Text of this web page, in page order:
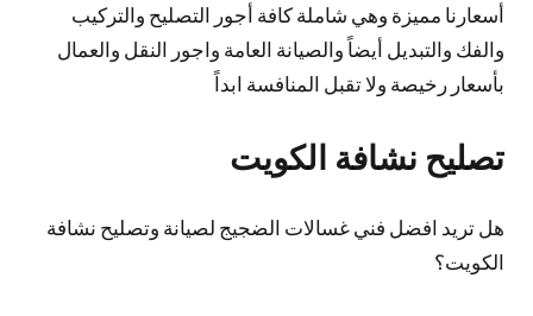
أسعارنا مميزة وهي شاملة كافة أجور التصليح والتركيب
والفك والتبديل أيضاً والصيانة العامة واجور النقل والعمال
بأسعار رخيصة ولا تقبل المنافسة ابداً
تصليح نشافة الكويت
هل تريد افضل فني غسالات الضجيج لصيانة وتصليح نشافة
الكويت؟